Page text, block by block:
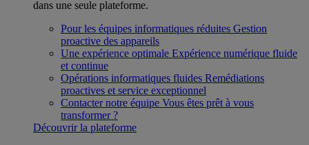
dans une seule plateforme.
Pour les équipes informatiques réduites Gestion
proactive des appareils
Une expérience optimale Expérience numérique fluide
et continue
Opérations informatiques fluides Remédiations
proactives et service exceptionnel
Contacter notre équipe Vous êtes prêt à vous
transformer ?
Découvrir la plateforme